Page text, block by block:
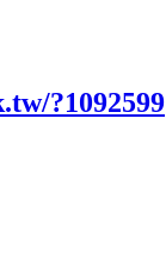
?1092599